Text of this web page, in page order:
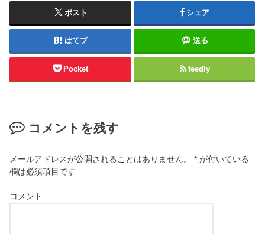
ポスト シェア
はてブ 送る
Pocket feedly
コメントを残す
メールアドレスが公開されることはありません。 * が付いている
欄は必須項目です
コメント